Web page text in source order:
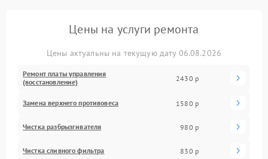
Цены на услуги ремонта
Цены актуальны на текущую дату 06.08.2026
Ремонт платы управления
(восстановление)
2430 р
Замена верхнего противовеса 1580 р
Чистка разбрызгивателя 980 р
Чистка сливного фильтра 830 р